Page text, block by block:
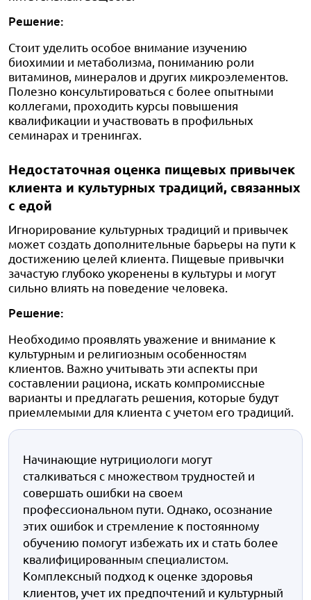
Решение:
Стоит уделить особое внимание изучению
биохимии и метаболизма, пониманию роли
витаминов, минералов и других микроэлементов.
Полезно консультироваться с более опытными
коллегами, проходить курсы повышения
квалификации и участвовать в профильных
семинарах и тренингах.
Недостаточная оценка пищевых привычек
клиента и культурных традиций, связанных
с едой
Игнорирование культурных традиций и привычек
может создать дополнительные барьеры на пути к
достижению целей клиента. Пищевые привычки
зачастую глубоко укоренены в культуры и могут
сильно влиять на поведение человека.
Решение:
Необходимо проявлять уважение и внимание к
культурным и религиозным особенностям
клиентов. Важно учитывать эти аспекты при
составлении рациона, искать компромиссные
варианты и предлагать решения, которые будут
приемлемыми для клиента с учетом его традиций.
Начинающие нутрициологи могут
сталкиваться с множеством трудностей и
совершать ошибки на своем
профессиональном пути. Однако, осознание
этих ошибок и стремление к постоянному
обучению помогут избежать их и стать более
квалифицированным специалистом.
Комплексный подход к оценке здоровья
клиентов, учет их предпочтений и культурный